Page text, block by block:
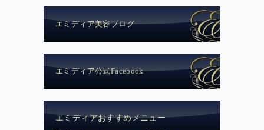
エミディア美容ブログ
エミディア公式Facebook
エミディアおすすめメニュー